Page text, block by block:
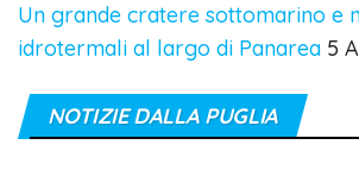
Un grande cratere sottomarino e
idrotermali al largo di Panarea 5
NOTIZIE DALLA PUGLIA